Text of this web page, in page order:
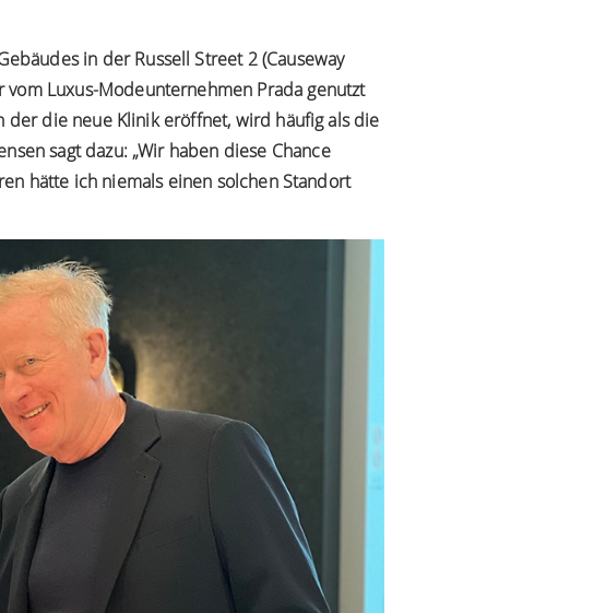
in der Russell Street 2 (Causeway
Luxus-Modeunternehmen Prada genutzt
die neue Klinik eröffnet, wird häufig als die
sagt dazu: „Wir haben diese Chance
hätte ich niemals einen solchen Standort